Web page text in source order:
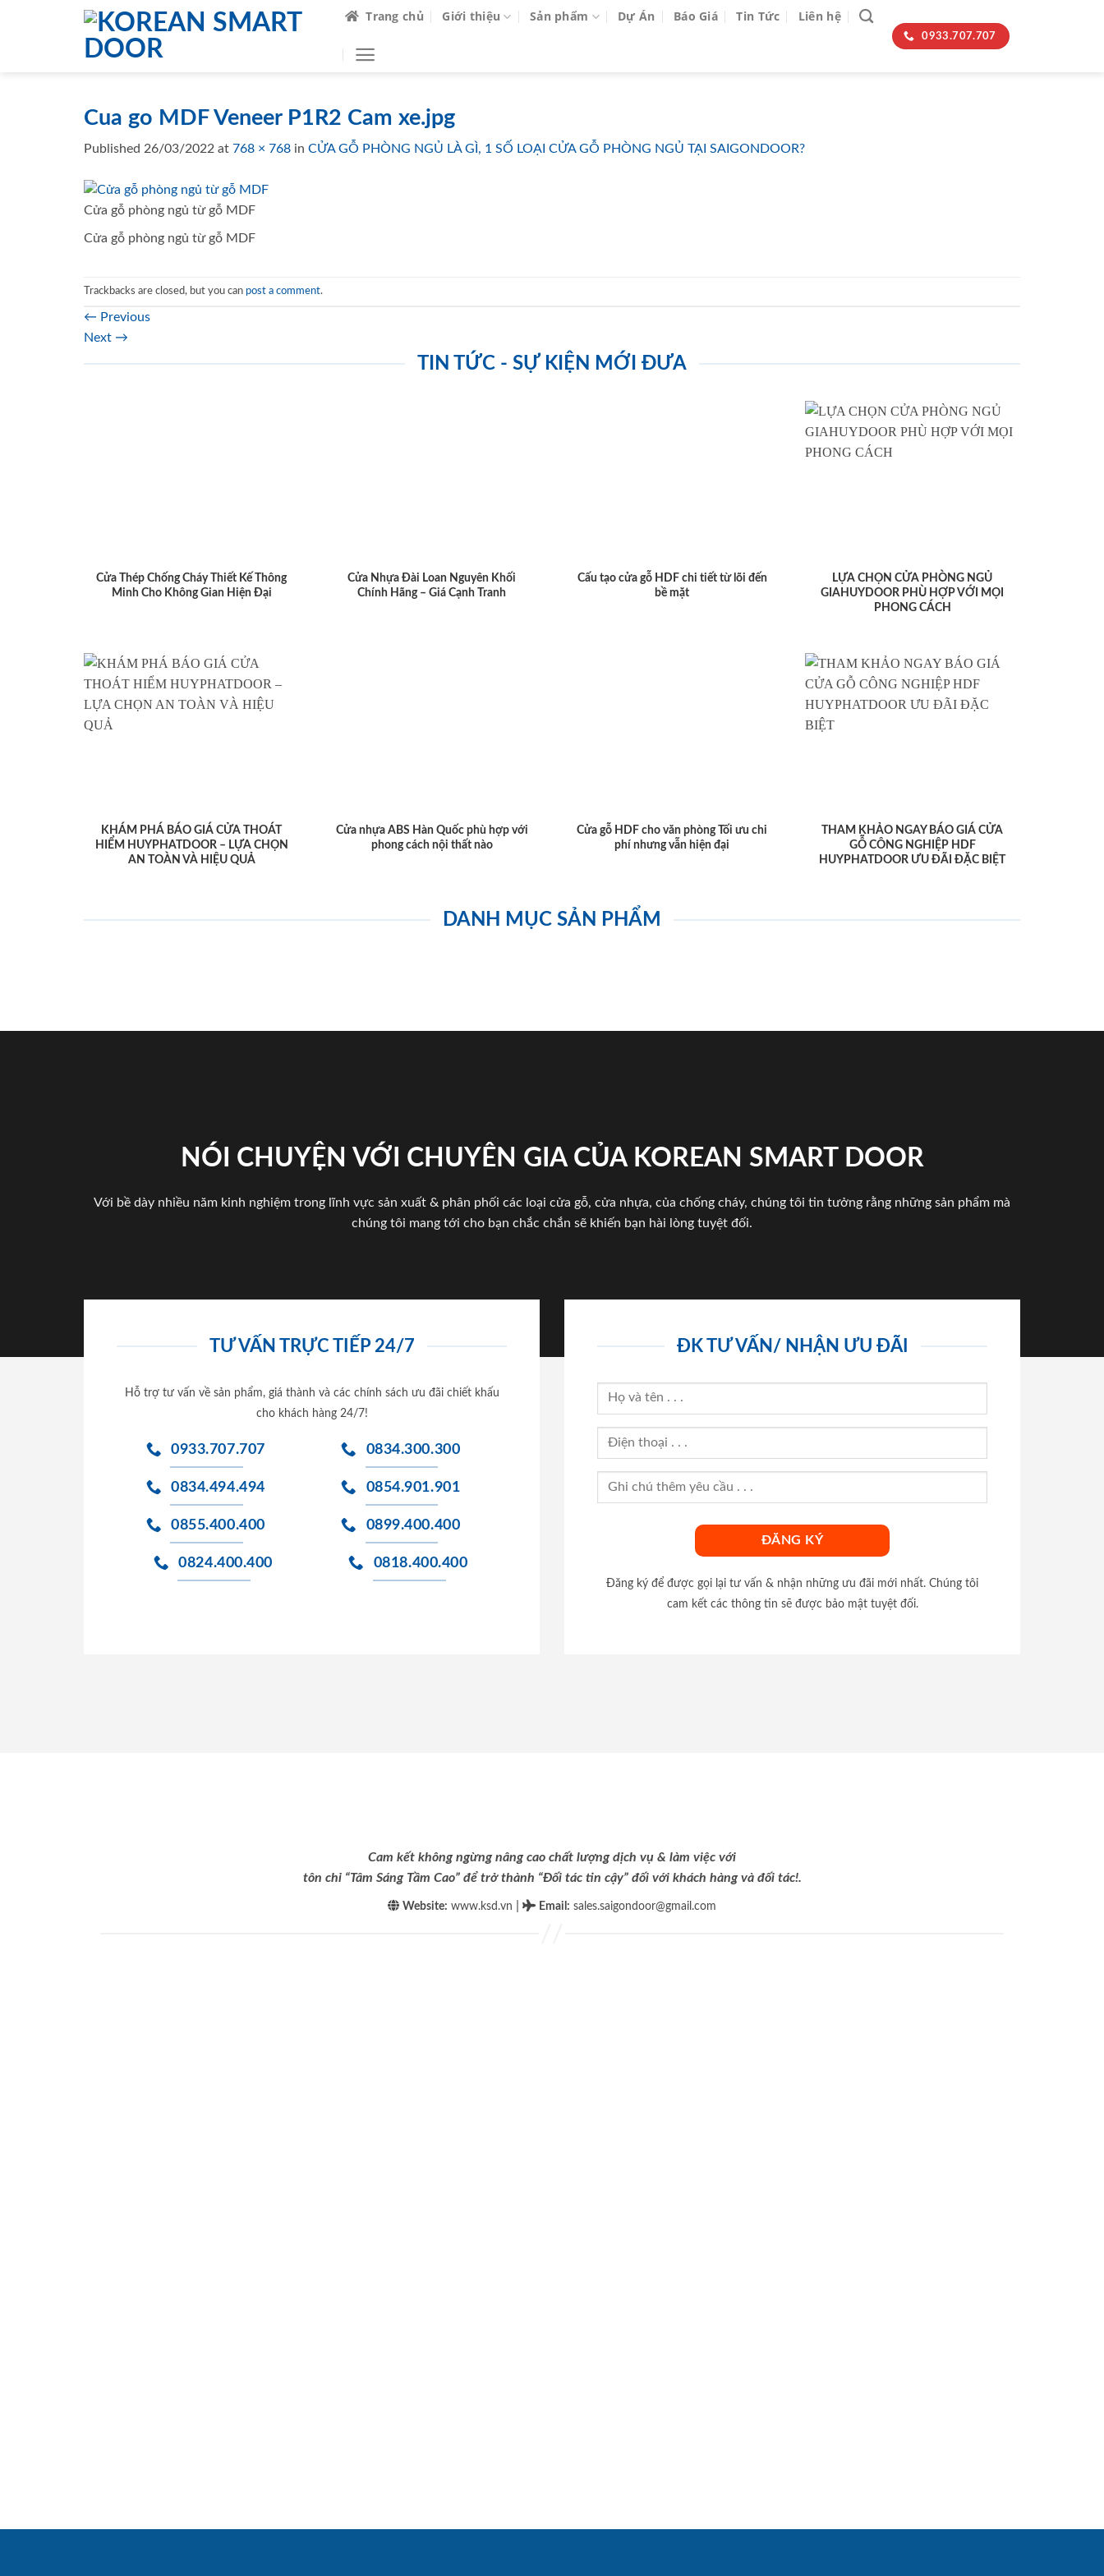
Trang chủ Giới thiệu Sản phẩm Dự Án Báo Giá Tin Tức Liên hệ
0933.707.707
Cua go MDF Veneer P1R2 Cam xe.jpg
Published 26/03/2022 at 768 × 768 in CỬA GỖ PHÒNG NGỦ LÀ GÌ, 1 SỐ LOẠI CỬA GỖ PHÒNG NGỦ TẠI SAIGONDOOR?
Cửa gỗ phòng ngủ từ gỗ MDF
Cửa gỗ phòng ngủ từ gỗ MDF
Trackbacks are closed, but you can post a comment.
← Previous
Next →
TIN TỨC - SỰ KIỆN MỚI ĐƯA
Cửa Thép Chống Cháy Thiết Kế Thông
Minh Cho Không Gian Hiện Đại
Cửa Nhựa Đài Loan Nguyên Khối
Chính Hãng – Giá Cạnh Tranh
Cấu tạo cửa gỗ HDF chi tiết từ lõi đến
bề mặt
LỰA CHỌN CỬA PHÒNG NGỦ
GIAHUYDOOR PHÙ HỢP VỚI MỌI
PHONG CÁCH
KHÁM PHÁ BÁO GIÁ CỬA THOÁT
HIỂM HUYPHATDOOR – LỰA CHỌN
AN TOÀN VÀ HIỆU QUẢ
Cửa nhựa ABS Hàn Quốc phù hợp với
phong cách nội thất nào
Cửa gỗ HDF cho văn phòng Tối ưu chi
phí nhưng vẫn hiện đại
THAM KHẢO NGAY BÁO GIÁ CỬA
GỖ CÔNG NGHIỆP HDF
HUYPHATDOOR ƯU ĐÃI ĐẶC BIỆT
DANH MỤC SẢN PHẨM
NÓI CHUYỆN VỚI CHUYÊN GIA CỦA KOREAN SMART DOOR
Với bề dày nhiều năm kinh nghiệm trong lĩnh vực sản xuất & phân phối các loại cửa gỗ, cửa nhựa, của chống cháy, chúng tôi tin tưởng rằng những sản phẩm mà
chúng tôi mang tới cho bạn chắc chắn sẽ khiến bạn hài lòng tuyệt đối.
TƯ VẤN TRỰC TIẾP 24/7
Hỗ trợ tư vấn về sản phẩm, giá thành và các chính sách ưu đãi chiết khấu
cho khách hàng 24/7!
0933.707.707
0834.494.494
0855.400.400
0824.400.400
0834.300.300
0854.901.901
0899.400.400
0818.400.400
ĐK TƯ VẤN/ NHẬN ƯU ĐÃI
Đăng ký để được gọi lại tư vấn & nhận những ưu đãi mới nhất. Chúng tôi
cam kết các thông tin sẽ được bảo mật tuyệt đối.
Cam kết không ngừng nâng cao chất lượng dịch vụ & làm việc với
tôn chỉ “Tâm Sáng Tầm Cao” để trở thành “Đối tác tin cậy” đối với khách hàng và đối tác!.
Website: www.ksd.vn Email : sales.saigondoor@gmail.com